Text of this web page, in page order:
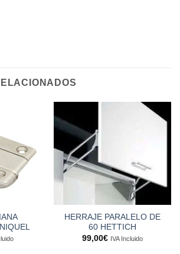
HERRAJE PARALELO DE
60 HETTICH
99,00€ IVA Incluido